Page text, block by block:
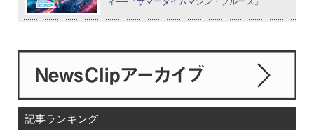
記事ランキング